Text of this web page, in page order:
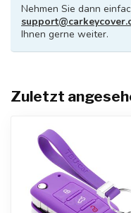
Nehmen Sie dann
Ihnen gerne weiter.
Zuletzt